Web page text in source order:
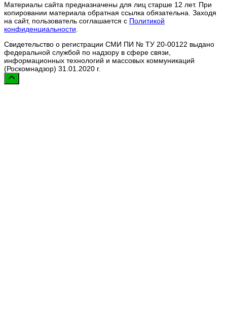
Материалы сайта предназначены для лиц старше 12 лет. При
копировании материала обратная ссылка обязательна. Заходя
на сайт, пользователь соглашается с Политикой
конфиденциальности